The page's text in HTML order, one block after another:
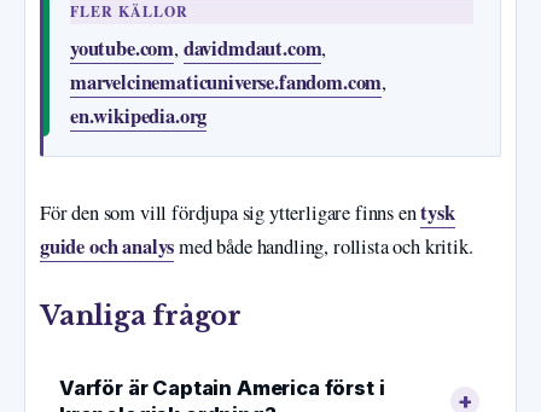
FLER KÄLLOR
youtube.com, davidmdaut.com,
marvelcinematicuniverse.fandom.com,
en.wikipedia.org
För den som vill fördjupa sig ytterligare finns entysk
guide och analysmed både handling, rollista och kritik.
Vanliga frågor
Varför är Captain America först i